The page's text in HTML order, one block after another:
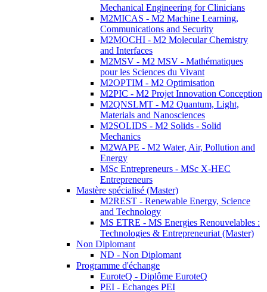
Mechanical Engineering for Clinicians
M2MICAS - M2 Machine Learning,
Communications and Security
M2MOCHI - M2 Molecular Chemistry
and Interfaces
M2MSV - M2 MSV - Mathématiques
pour les Sciences du Vivant
M2OPTIM - M2 Optimisation
M2PIC - M2 Projet Innovation Conception
M2QNSLMT - M2 Quantum, Light,
Materials and Nanosciences
M2SOLIDS - M2 Solids - Solid
Mechanics
M2WAPE - M2 Water, Air, Pollution and
Energy
MSc Entrepreneurs - MSc X-HEC
Entrepreneurs
Mastère spécialisé (Master)
M2REST - Renewable Energy, Science
and Technology
MS ETRE - MS Energies Renouvelables :
Technologies & Entrepreneuriat (Master)
Non Diplomant
ND - Non Diplomant
Programme d'échange
EuroteQ - Diplôme EuroteQ
PEI - Echanges PEI